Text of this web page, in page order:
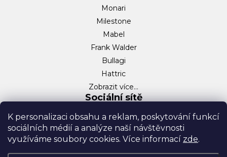
K personalizaci obsahu a reklam, poskytování funkcí
sociálních médií a analýze naší návštěvnosti
využíváme soubory cookies. Více informací zde.
Monari
Milestone
Mabel
Frank Walder
Bullagi
Hattric
Zobrazit více…
Sociální sítě
Facebook
Instagram
TikTok